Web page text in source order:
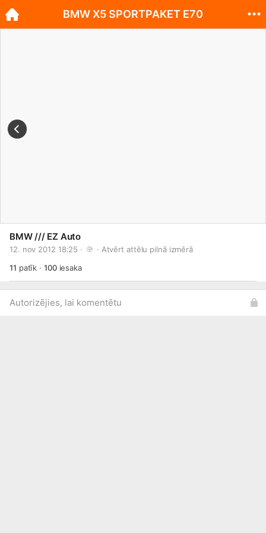
BMW /// EZ Auto
12. nov 2012 18:25 · · Atvērt attēlu pilnā izmērā
11 patīk · 100iesaka
Autorizējies, lai komentētu
BMW X5 SPORTPAKET E70